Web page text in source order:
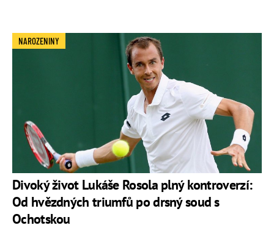
Divoký život Lukáše Rosola plný kontroverzí:
Od hvězdných triumfů po drsný soud s
Ochotskou
NAROZENINY